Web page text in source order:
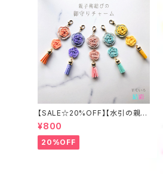
【SALE☆20%OFF】【水引の親子
梅結びの御守りチャーム②】全５
色
¥800
20%OFF